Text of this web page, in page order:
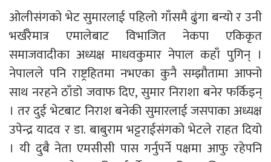
ओलीसंगको भेट सुमारलाई पहिलो गाँसमै ढुंगा बन्यो र उनी
भर्खरैमात्र एमालेबाट विभाजित नेकपा एकिकृत
समाजवादीका अध्यक्ष माधवकुमार नेपाल कहाँ पुगिन् ।
नेपालले पनि राष्ट्रहितमा नभएका कुनै सम्झौतामा आफ्नो
साथ नरहने ठाँडो जवाफ दिए, सुमार निराशा बनेर फर्किइन्
। तर दुई भेटबाट निराश बनेकी सुमारलाई जसपाका अध्यक्ष
उपेन्द्र यादव र डा. बाबुराम भट्टराईसंगको भेटले राहत दियो
। यी दुबै नेता एमसीसी पास गर्नुपर्ने पक्षमा आफु रहेपनि